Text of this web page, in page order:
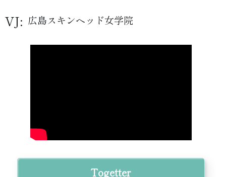
VJ: 広島スキンヘッド女学院
Togetter